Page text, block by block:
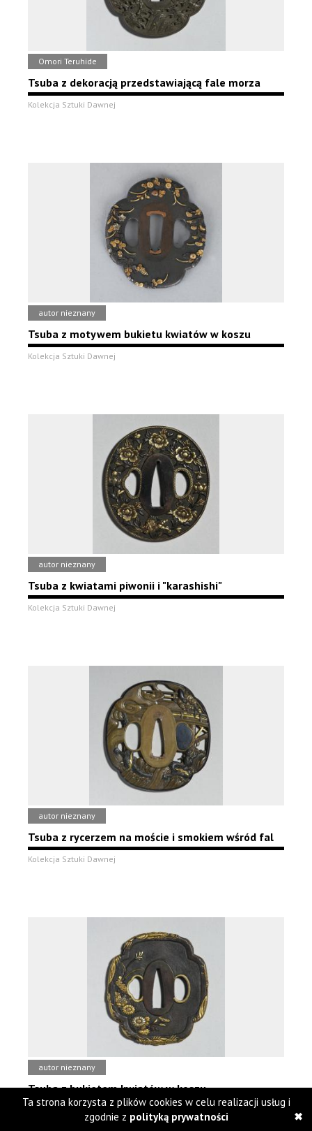
Omori Teruhide
Tsuba z dekoracją przedstawiającą fale morza
Kolekcja Sztuki Dawnej
autor nieznany
Tsuba z motywem bukietu kwiatów w koszu
Kolekcja Sztuki Dawnej
autor nieznany
Tsuba z kwiatami piwonii i "karashishi"
Kolekcja Sztuki Dawnej
autor nieznany
Tsuba z rycerzem na moście i smokiem wśród fal
Kolekcja Sztuki Dawnej
autor nieznany
Tsuba z bukietem kwiatów w koszu
Kolekcja Sztuki Dawnej
Ta strona korzysta z plików cookies w celu realizacji usług i
zgodnie z polityką prywatności